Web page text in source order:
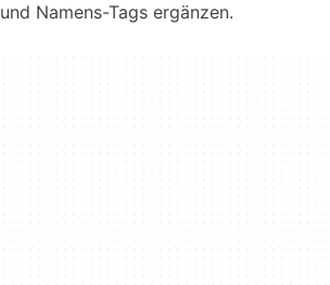
und Namens-Tags ergänzen.